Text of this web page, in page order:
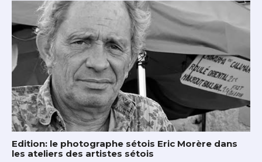
Edition: le photographe sétois Eric Morère dans
les ateliers des artistes sétois